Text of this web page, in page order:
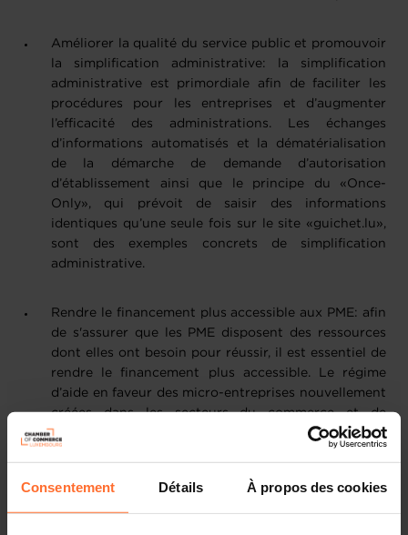
Consentement Détails À propos des cookies
Améliorer la qualité du service public et promouvoir
la simplification administrative: la simplification
administrative est primordiale afin de faciliter les
procédures pour les entreprises et d’augmenter
l’efficacité des administrations. Les échanges
d’informations automatisés et la dématérialisation
de la démarche de demande d’autorisation
d’établissement ainsi que le principe du «Once-
Only», qui prévoit de saisir des informations
identiques qu’une seule fois sur le site «guichet.lu»,
sont des exemples concrets de simplification
administrative.
Rendre le financement plus accessible aux PME: afin
de s'assurer que les PME disposent des ressources
dont elles ont besoin pour réussir, il est essentiel de
rendre le financement plus accessible. Le régime
d’aide en faveur des micro-entreprises nouvellement
créées dans les secteurs du commerce et de
l’artisanat, est un outil important dans ce contexte.